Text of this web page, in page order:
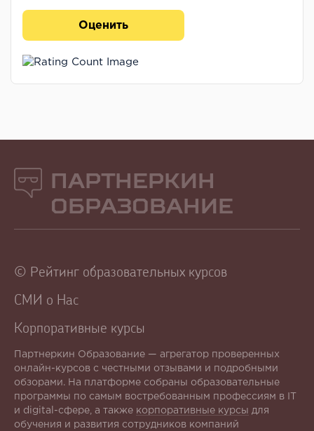
Оценить
Партнеркин
Образование
© Рейтинг образовательных курсов
СМИ о Нас
Корпоративные курсы
Партнеркин Образование — агрегатор проверенных
онлайн-курсов с честными отзывами и подробными
обзорами. На платформе собраны образовательные
программы по самым востребованным профессиям в IT
и digital-сфере, а также корпоративные курсы для
обучения и развития сотрудников компаний